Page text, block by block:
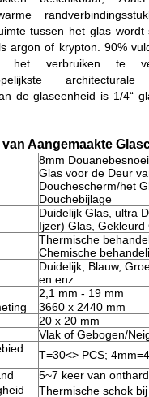
tussen het glas wordt
argon of krypton. 90%
het verbruiken te
de glaseenheid is 1/4“
Aangemaakte
8mm
Glas voor de Deur
Douchescherm/het
Douchebijlage
Duidelijk Glas, ultra
Ijzer) Glas, Gekleurd
Thermische
Chemische
Duidelijk, Blauw,
en enz.
2,1 mm - 19 mm
3660 x 2440 mm
20 x 20 mm
Vlak of Gebogen/
T=30<> PCS;
5~7 keer van
Thermische schok